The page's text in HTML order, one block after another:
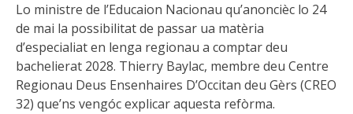
Lo ministre de l’Educaion Nacionau qu’anoncièc lo 24
de mai la possibilitat de passar ua matèria
d’especialiat en lenga regionau a comptar deu
bachelierat 2028. Thierry Baylac, membre deu Centre
Regionau Deus Ensenhaires D’Occitan deu Gèrs (CREO
32) que’ns vengóc explicar aquesta refòrma.